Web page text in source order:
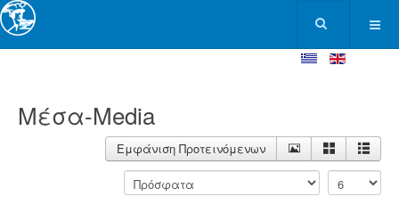
Μέσα-Media
Εμφάνιση Προτεινόμενων